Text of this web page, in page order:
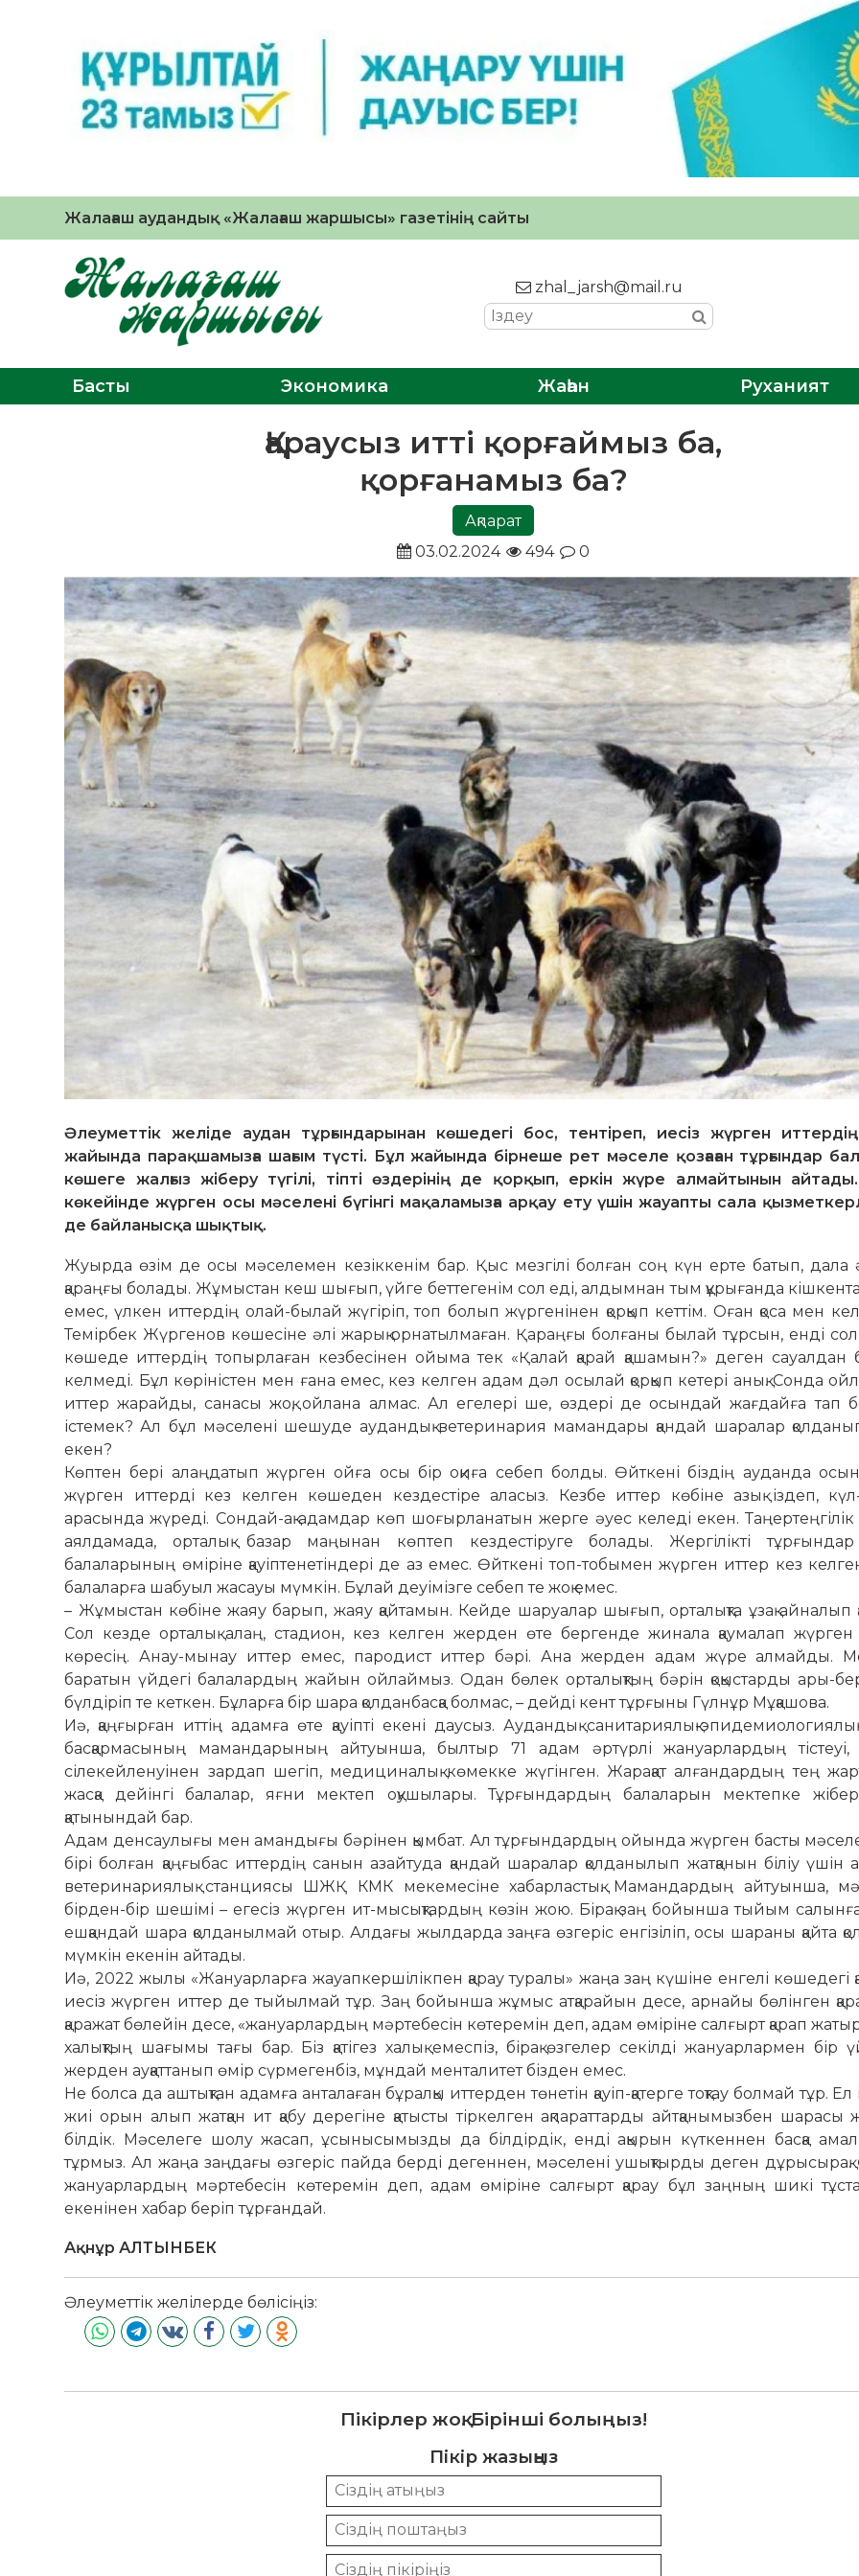
Жалағаш аудандық «Жалағаш жаршысы» газетінің сайты
zhal_jarsh@mail.ru
Басты Экономика Жаһан Руханият
Қараусыз итті қорғаймыз ба,
қорғанамыз ба?
Ақпарат
03.02.2024
494 0
Әлеуметтік желіде аудан тұрғындарынан көшедегі бос, тентіреп, иесіз жүрген иттердің
жайында парақшамызға шағым түсті. Бұл жайында бірнеше рет мәселе қозғаған тұрғындар
көшеге жалғыз жіберу түгілі, тіпті өздерінің де қорқып, еркін жүре алмайтынын
көкейінде жүрген осы мәселені бүгінгі мақаламызға арқау ету үшін жауапты сала
де байланысқа шықтық.
Жуырда өзім де осы мәселемен кезіккенім бар. Қыс мезгілі болған соң күн ерте батып, дала
қараңғы болады. Жұмыстан кеш шығып, үйге беттегенім сол еді, алдымнан тым құрығанда
емес, үлкен иттердің олай-былай жүгіріп, топ болып жүргенінен қорқып кеттім. Оған қоса мен
Темірбек Жүргенов көшесіне әлі жарық орнатылмаған. Қараңғы болғаны былай тұрсын, енді сол
көшеде иттердің топырлаған кезбесінен ойыма тек «Қалай қарай қашамын?» деген сауалдан
келмеді. Бұл көріністен мен ғана емес, кез келген адам дәл осылай қорқып кетері анық. Сонда
иттер жарайды, санасы жоқ, ойлана алмас. Ал егелері ше, өздері де осындай жағдайға тап
істемек? Ал бұл мәселені шешуде аудандық ветеринария мамандары қандай шаралар
екен?
Көптен бері алаңдатып жүрген ойға осы бір оқиға себеп болды. Өйткені біздің ауданда
жүрген иттерді кез келген көшеден кездестіре аласыз. Кезбе иттер көбіне азық іздеп, күл-
арасында жүреді. Сондай-ақ адамдар көп шоғырланатын жерге әуес келеді екен.
аялдамада, орталық базар маңынан көптеп кездестіруге болады. Жергілікті тұрғындар
балаларының өміріне қауіптенетіндері де аз емес. Өйткені топ-тобымен жүрген иттер кез келген
балаларға шабуыл жасауы мүмкін. Бұлай деуімізге себеп те жоқ емес.
– Жұмыстан көбіне жаяу барып, жаяу қайтамын. Кейде шаруалар шығып, орталықта ұзақ айналып
Сол кезде орталық алаң, стадион, кез келген жерден өте бергенде жинала қаумалап жүрген
көресің. Анау-мынау иттер емес, пародист иттер бәрі. Ана жерден адам жүре алмайды.
баратын үйдегі балалардың жайын ойлаймыз. Одан бөлек орталықтың бәрін қоқыстарды ары-
бүлдіріп те кеткен. Бұларға бір шара қолданбасқа болмас, – дейді кент тұрғыны Гүлнұр Мұқашова.
Иә, қаңғырған иттің адамға өте қауіпті екені дау­сыз. Аудандық санитариялық-эпидемиологиялық
басқармасының мамандарының айтуынша, был­тыр 71 адам әртүрлі жануарлардың тістеуі,
сілекейленуінен зардап шегіп, медициналық кө­мек­­ке жүгінген. Жарақат алғандардың тең
жасқа дейінгі балалар, яғни мектеп оқушылары. Тұр­ғындардың балаларын мектепке
қатынындай бар.
Адам денсаулығы мен амандығы бәрінен қымбат. Ал тұрғындардың ойында жүрген басты
бірі болған қаңғыбас иттердің санын азайтуда қандай шаралар қолданылып жатқанын біліу үшін
ветеринариялық станциясы ШЖҚ КМК мекемесіне хабарластық. Мамандардың ай­туынша,
бірден-бір шешімі – егесіз жүрген ит-мысықтардың көзін жою. Бірақ заң бойынша тыйым
ешқандай шара қолданылмай отыр. Алдағы жылдарда заңға өзгеріс енгізіліп, осы шараны қайта
мүмкін екенін айтады.
Иә, 2022 жылы «Жануарларға жауапкершілікпен қарау туралы» жаңа заң күшіне енгелі көшедегі
иесіз жүрген иттер де тыйылмай тұр. Заң бойынша жұмыс атқарайын десе, арнайы бөлінген
қаражат бөлейін десе, «жануарлардың мәр­тебесін көтеремін деп, адам өміріне салғырт қарап
халықтың шағымы тағы бар. Біз қатігез халық емеспіз, бірақ өзгелер секілді жануарлармен бір
жерден ауқаттанып өмір сүрмегенбіз, мұндай менталитет бізден емес.
Не болса да аштықтан адамға анталаған бұралқы иттерден төнетін қауіп-қатерге тоқтау болмай тұр. Ел
жиі орын алып жатқан ит қабу дерегіне қатысты тіркелген ақпараттарды айтқанымызбен шарасы
білдік. Мәселеге шолу жасап, ұсынысымызды да білдірдік, енді ақырын күткеннен басқа
тұрмыз. Ал жаңа заңдағы өзгеріс пайда берді дегеннен, мәселені ушықтырды деген дұрысырақ.
жануарлардың мәртебесін кө­теремін деп, адам өміріне салғырт қарау бұл заңның шикі
екенінен хабар беріп тұрғандай.
Ақнұр АЛТЫНБЕК
Әлеуметтік желілерде бөлісіңіз:
Пікірлер жоқ. Бірінші болыңыз!
Пікір жазыңыз